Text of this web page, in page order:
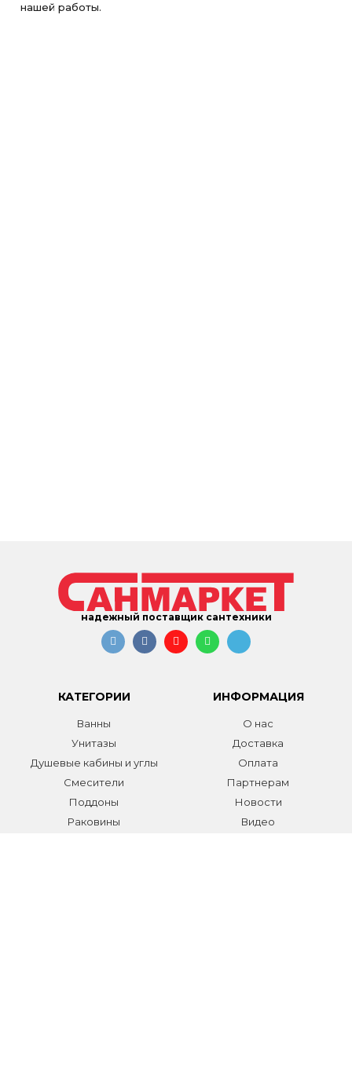
нашей работы.
надежный поставщик сантехники
КАТЕГОРИИ
Ванны
Унитазы
Душевые кабины и углы
Смесители
Поддоны
Раковины
ИНФОРМАЦИЯ
О нас
Доставка
Оплата
Партнерам
Новости
Видео